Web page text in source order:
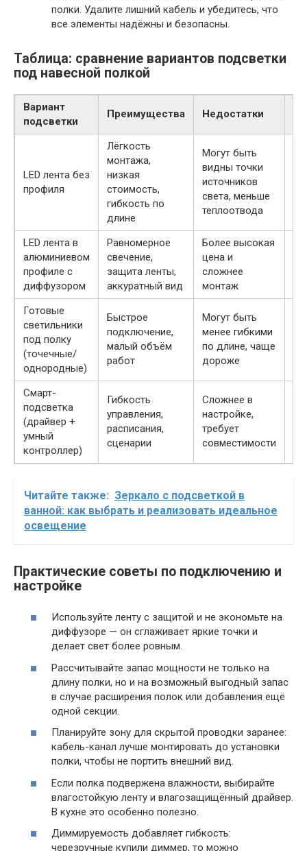
полки. Удалите лишний кабель и убедитесь, что
все элементы надёжны и безопасны.
Таблица: сравнение вариантов подсветки
под навесной полкой
Вариант
подсветки
Преимущества Недостатки
LED лента без
профиля
Лёгкость
монтажа,
низкая
стоимость,
гибкость по
длине
Могут быть
видны точки
источников
света, меньше
теплоотвода
LED лента в
алюминиевом
профиле с
диффузором
Равномерное
свечение,
защита ленты,
аккуратный вид
Более высокая
цена и
сложнее
монтаж
Готовые
светильники
под полку
(точечные/
однородные)
Быстрое
подключение,
малый объём
работ
Могут быть
менее гибкими
по длине, чаще
дороже
Смарт-
подсветка
(драйвер +
умный
контроллер)
Гибкость
управления,
расписания,
сценарии
Сложнее в
настройке,
требует
совместимости
Читайте также: Зеркало с подсветкой в
ванной: как выбрать и реализовать идеальное
освещение
Практические советы по подключению и
настройке
Используйте ленту с защитой и не экономьте на
диффузоре — он сглаживает яркие точки и
делает свет более ровным.
Рассчитывайте запас мощности не только на
длину полки, но и на возможный выгодный запас
в случае расширения полок или добавления ещё
одной секции.
Планируйте зону для скрытой проводки заранее:
кабель-канал лучше монтировать до установки
полки, чтобы не портить внешний вид.
Если полка подвержена влажности, выбирайте
влагостойкую ленту и влагозащищённый драйвер.
В кухне это особенно полезно.
Диммируемость добавляет гибкость:
черезручные купили диммер, то можно